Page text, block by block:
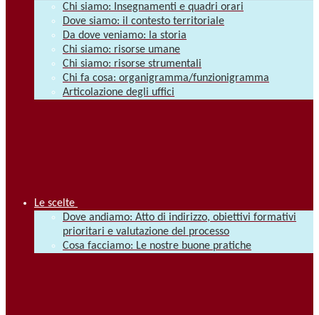
Chi siamo: Insegnamenti e quadri orari
Dove siamo: il contesto territoriale
Da dove veniamo: la storia
Chi siamo: risorse umane
Chi siamo: risorse strumentali
Chi fa cosa: organigramma/funzionigramma
Articolazione degli uffici
Le scelte
Dove andiamo: Atto di indirizzo, obiettivi formativi
prioritari e valutazione del processo
Cosa facciamo: Le nostre buone pratiche